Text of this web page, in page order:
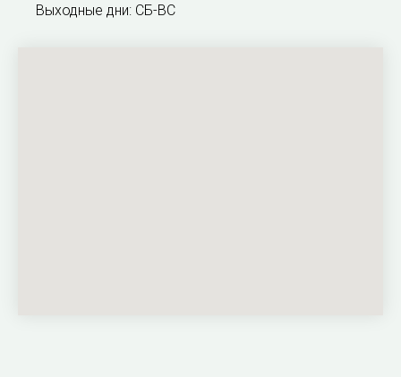
Выходные дни: СБ-ВС